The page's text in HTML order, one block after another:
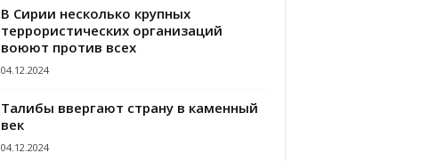
В Сирии несколько крупных
террористических организаций
воюют против всех
04.12.2024
Талибы ввергают страну в каменный
век
04.12.2024